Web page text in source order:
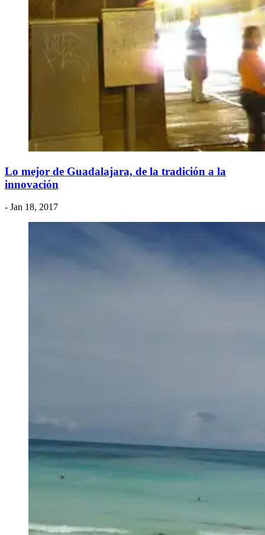
Lo mejor de Guadalajara, de la tradición a la
innovación
- Jan 18, 2017